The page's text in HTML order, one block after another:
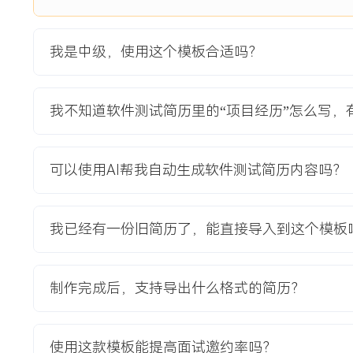
项目职责：
1.负责测试方案：主导制定项目整体测试策略与方案，规划功
全面性。
2.负责专项测试：重点负责数据一致性验证测试，设计双向数
的准确性与完整性。
3.建立质量门禁：推动在持续集成流水线中增加核心接口的自
4.协调团队协作：作为测试侧对接人，与数据中台团队、后端
步测试进度与风险；组织跨团队的缺陷评审会，推动复杂数据
1.保障了项目准时上线，通过系统的测试方案发现了XXX个深
率提升了约XXX%。
我是中级，使用这个模板合适吗？
我不知道软件测试简历里的“项目经历”怎么写，
可以使用AI帮我自动生成软件测试简历内容吗？
我已经有一份旧简历了，能直接导入到这个模板
制作完成后，支持导出什么格式的简历？
使用这款模板能提高面试邀约率吗？